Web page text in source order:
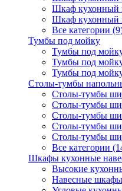
Шкаф кухонный
Шкаф кухонный
Все категории
Тумбы под мойку
Тумбы под
Тумбы под
Тумбы под
Столы-тумбы
Столы-тумбы
Столы-тумбы
Столы-тумбы
Столы-тумбы
Столы-тумбы
Все категории
Шкафы кухонные
Высокие
Навесные